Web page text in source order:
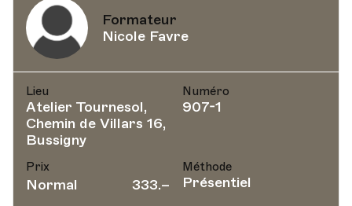
Formateur
Nicole Favre
Lieu
Atelier Tournesol,
Chemin de Villars 16,
Bussigny
Numéro
907-1
Prix
Normal 333.–
Méthode
Présentiel